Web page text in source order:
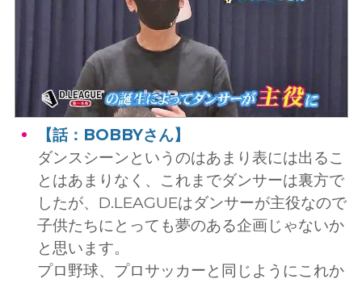
【話：BOBBYさん】
ダンスシーンというのはあまり表には出るこ
とはあまりなく、これまでダンサーは裏方で
したが、D.LEAGUEはダンサーが主役なので
子供たちにとっても夢のある企画じゃないか
と思います。
プロ野球、プロサッカーと同じようにこれか